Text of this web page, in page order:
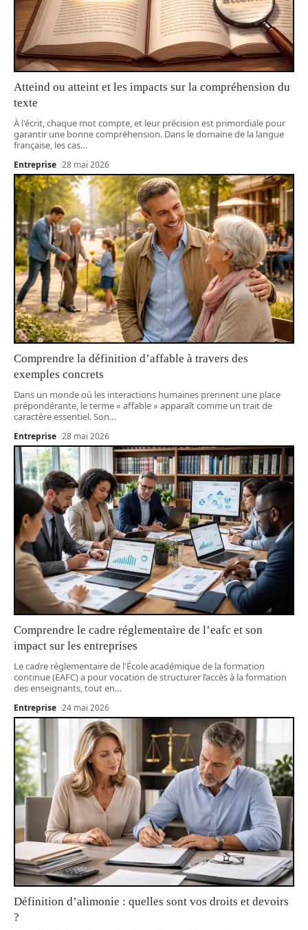
Atteind ou atteint et les impacts sur la compréhension du
texte
À l'écrit, chaque mot compte, et leur précision est primordiale pour
garantir une bonne compréhension. Dans le domaine de la langue
française, les cas…
Entreprise 28 mai 2026
Comprendre la définition d’affable à travers des
exemples concrets
Dans un monde où les interactions humaines prennent une place
prépondérante, le terme « affable » apparaît comme un trait de
caractère essentiel. Son…
Entreprise 28 mai 2026
Comprendre le cadre réglementaire de l’eafc et son
impact sur les entreprises
Le cadre réglementaire de l'École académique de la formation
continue (EAFC) a pour vocation de structurer l’accès à la formation
des enseignants, tout en…
Entreprise 24 mai 2026
Définition d’alimonie : quelles sont vos droits et devoirs
?